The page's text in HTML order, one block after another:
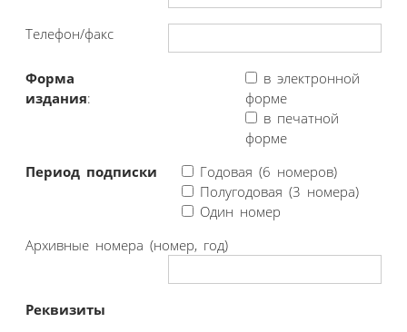
Телефон/факс
Форма
издания:
в электронной
форме
в печатной
форме
Период подписки
Годовая (6 номеров)
Полугодовая (3 номера)
Один номер
Архивные номера (номер, год)
Реквизиты